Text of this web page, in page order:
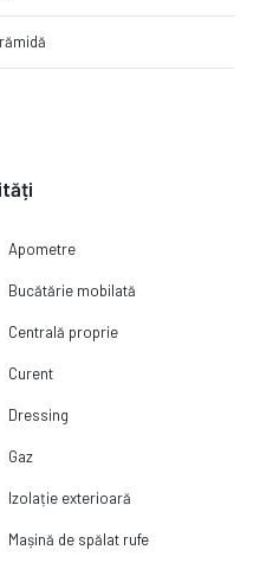
Apometre
Bucătărie mobilată
Centrală proprie
Curent
Dressing
Gaz
Izolație exterioară
Mașină de spălat rufe